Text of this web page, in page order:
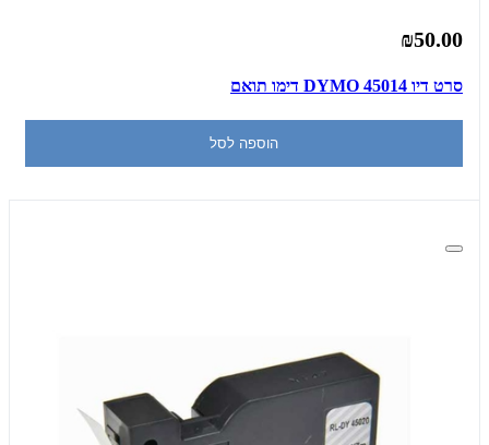
₪50.00
סרט דיו DYMO 45014 דימו תואם
הוספה לסל